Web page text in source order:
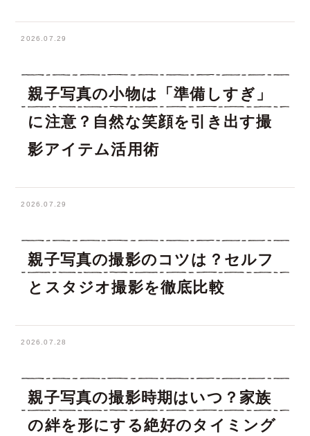
2026.07.29
親子写真の小物は「準備しすぎ」
に注意？自然な笑顔を引き出す撮
影アイテム活用術
2026.07.29
親子写真の撮影のコツは？セルフ
とスタジオ撮影を徹底比較
2026.07.28
親子写真の撮影時期はいつ？家族
の絆を形にする絶好のタイミング